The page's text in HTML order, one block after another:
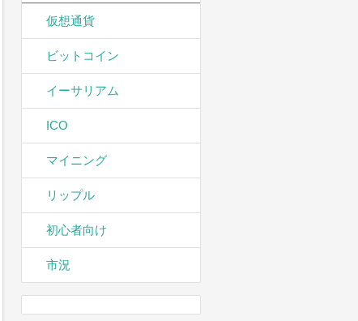
仮想通貨
ビットコイン
イーサリアム
ICO
マイニング
リップル
初心者向け
市況